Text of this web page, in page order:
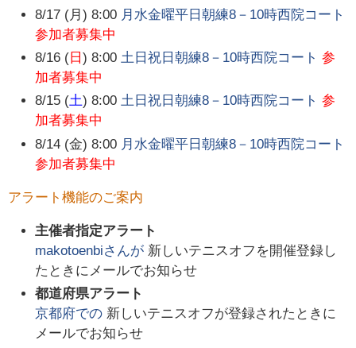
8/17 (月) 8:00 月水金曜平日朝練8－10時西院コート
参加者募集中
8/16 ( 日) 8:00 土日祝日朝練8－10時西院コート 参
加者募集中
8/15 (土) 8:00 土日祝日朝練8－10時西院コート 参
加者募集中
8/14 (金) 8:00 月水金曜平日朝練8－10時西院コート
参加者募集中
アラート機能のご案内
主催者指定アラート
makotoenbiさんが 新しいテニスオフを開催登録し
たときにメールでお知らせ
都道府県アラート
京都府での 新しいテニスオフが登録されたときに
メールでお知らせ